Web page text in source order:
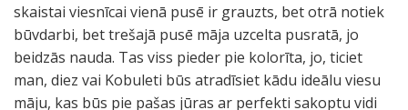
skaistai viesnīcai vienā pusē ir grauzts, bet otrā notiek
būvdarbi, bet trešajā pusē māja uzcelta pusratā, jo
beidzās nauda. Tas viss pieder pie kolorīta, jo, ticiet
man, diez vai Kobuleti būs atradīsiet kādu ideālu viesu
māju, kas būs pie pašas jūras ar perfekti sakoptu vidi